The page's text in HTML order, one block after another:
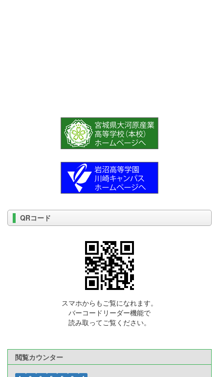
QRコード
スマホからもご覧になれます。
バーコードリーダー機能で
読み取ってご覧ください。
閲覧カウンター